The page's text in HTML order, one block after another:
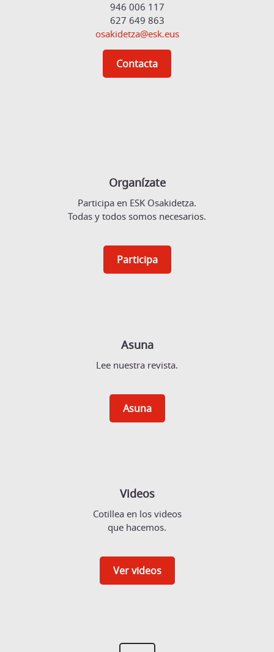
946 006 117
627 649 863
osakidetza@esk.eus
Contacta
Organízate
Participa en ESK Osakidetza.
Todas y todos somos necesarios.
Participa
Asuna
Lee nuestra revista.
Asuna
Videos
Cotillea en los videos
que hacemos.
Ver videos